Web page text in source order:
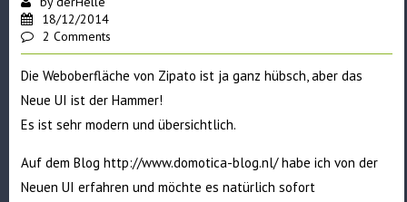
18/12/2014
2 Comments
Die Weboberfläche von Zipato ist ja ganz hübsch, aber das
Neue UI ist der Hammer!
Es ist sehr modern und übersichtlich.
Auf dem Blog http://www.domotica-blog.nl/ habe ich von der
Neuen UI erfahren und möchte es natürlich sofort